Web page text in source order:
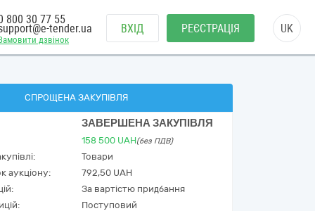
дзвінок
800 30 77 55
tender.ua ВХІД РЕЄСТРАЦІЯ UK
СПРОЩЕНА ЗАКУПІВЛЯ
ЗАВЕРШЕНА ЗАКУПІВЛЯ
158 500 UAH(без ПДВ)
Товари
аукціону:
792,50 UAH
За вартістю придбання
Поступовий